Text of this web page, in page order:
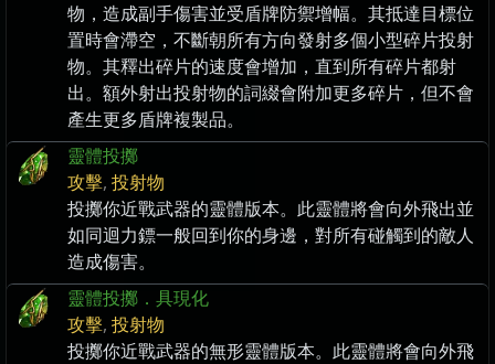
物，造成副手傷害並受盾牌防禦增幅。其抵達目標位
置時會滯空，不斷朝所有方向發射多個小型碎片投射
物。其釋出碎片的速度會增加，直到所有碎片都射
出。額外射出投射物的詞綴會附加更多碎片，但不會
產生更多盾牌複製品。
靈體投擲
攻擊, 投射物
投擲你近戰武器的靈體版本。此靈體將會向外飛出並
如同迴力鏢一般回到你的身邊，對所有碰觸到的敵人
造成傷害。
靈體投擲．具現化
攻擊, 投射物
投擲你近戰武器的無形靈體版本。此靈體將會向外飛